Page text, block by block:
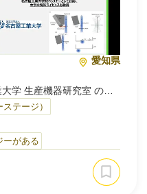
愛知県
学 生産機器研究室 の研
された大学発ベンチャー
加工などによる高精度な
（摩擦・潤滑・摩耗など
以下のような事業を展開
テージ）
ーがある